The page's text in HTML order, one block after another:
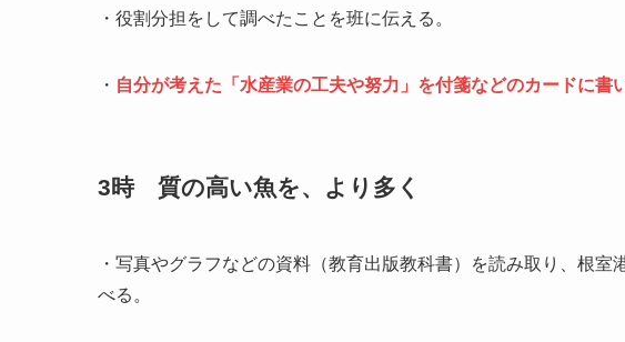
・役割分担をして調べたことを班に伝える。
・ 自分が考えた「水産業の工夫や努力」を付箋などのカードに書
3時 質の高い魚を、より多く
・写真やグラフなどの資料（教育出版教科書）を読み取り、根
べる。